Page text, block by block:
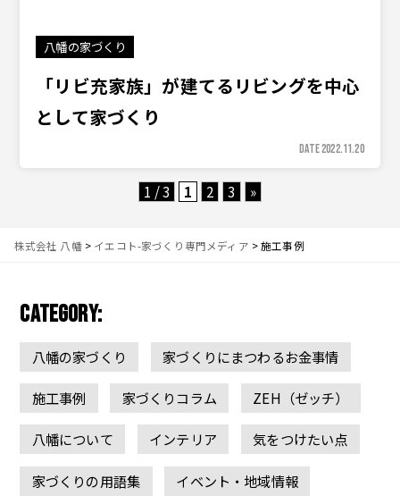
八幡の家づくり
「リビ充家族」が建てるリビングを中心
として家づくり
DATE 2022.11.20
1 / 3 1 2 3 »
株式会社 八幡> イエコト-家づくり専門メディア >施工事例
CATEGORY:
八幡の家づくり 家づくりにまつわるお金事情
施工事例 家づくりコラム ZEH（ゼッチ）
八幡について インテリア 気をつけたい点
家づくりの用語集 イベント・地域情報